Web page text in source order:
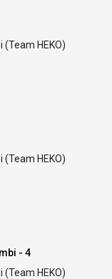
HEKO)
HEKO)
- 4
HEKO)